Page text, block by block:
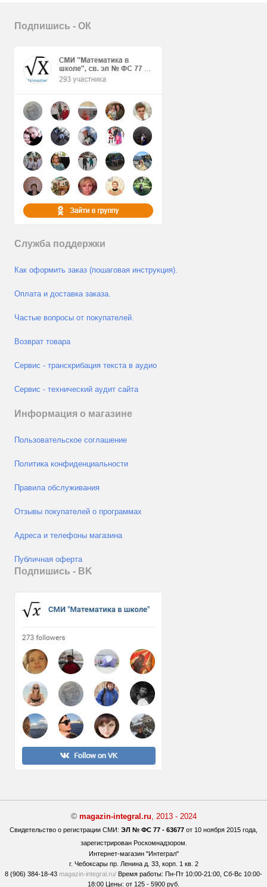
Подпишись - ОК
Служба поддержки
Как оформить заказ (пошаговая инструкция).
Оплата и доставка заказа.
Частые вопросы от покупателей.
Возврат товара
Сервис - транскрибация текста в аудио
Сервис - технический аудит сайта
Информация о магазине
Пользовательское соглашение
Политика конфиденциальности
Правила обслуживания
Отзывы покупателей о программах
Адреса и телефоны магазина
Публичная оферта
Подпишись - ВK
© magazin-integral.ru, 2013 - 2024
Свидетельство о регистрации СМИ: ЭЛ № ФС 77 - 63677 от 10 ноября 2015 года,
зарегистрирован Роскомнадзором.
Интернет-магазин "Интеграл"
г. Чебоксары пр. Ленина д. 33, корп. 1 кв. 2
8 (906) 384-18-43 magazin-integral.ru/ Время работы: Пн-Пт 10:00-21:00, Сб-Вс 10:00-
18:00 Цены: от 125 - 5900 руб.